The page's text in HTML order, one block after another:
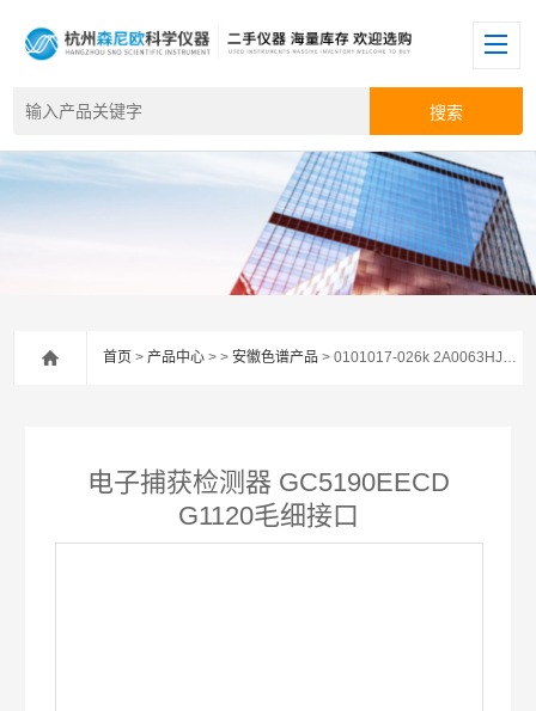
首页 >产品中心 > >安徽色谱产品 > 0101017-026k 2A0063HJCQ电子捕获检测器 GC5190EECD G1120毛细接口
电子捕获检测器 GC5190EECD
G1120毛细接口